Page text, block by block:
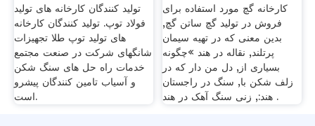
تولید کنندگان کارخانه های تولید
فولاد توپ. تولید کنندگان کارخانه
های تولید توپ طلا تجهیزات
شانگهای شرکت در صنعت مجتمع
خدمات راه حل های سنگ شکن
و آسیاب تامین کنندگان پیشرو
است.
کارخانه گچ مورد استفاده برای
فروش در تولید گچ ساتن گچ,
بدین معنى که در تهیه سیمان
پرتلند, نقاله در هند »چگونه
بسیاری از, دل من دار که در
زلف شکن با, سنگ در راجستان
هند:, زنی سنگ آهک در هند .